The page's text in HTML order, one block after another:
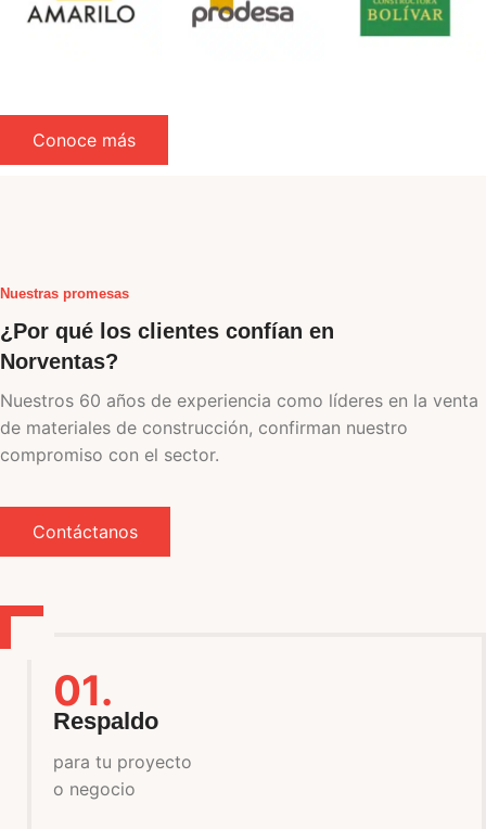
Conoce más
Nuestras promesas
¿Por qué los clientes confían en
Norventas?
Nuestros 60 años de experiencia como líderes en la venta
de materiales de construcción, confirman nuestro
compromiso con el sector.
Contáctanos
01.
Respaldo
para tu proyecto
o negocio